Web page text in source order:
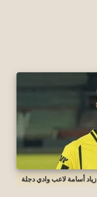
زياد أسامة لاعب وادي دجلة